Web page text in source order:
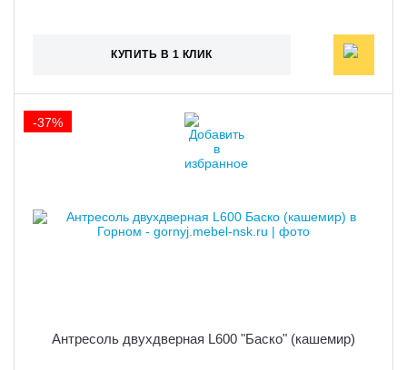
КУПИТЬ В 1 КЛИК
Антресоль двухдверная L600 "Баско" (кашемир)
-37%